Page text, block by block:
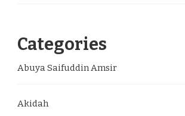
Categories
Abuya Saifuddin Amsir
Akidah